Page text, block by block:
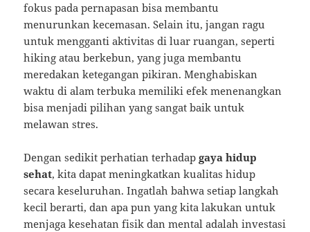
fokus pada pernapasan bisa membantu
menurunkan kecemasan. Selain itu, jangan ragu
untuk mengganti aktivitas di luar ruangan, seperti
hiking atau berkebun, yang juga membantu
meredakan ketegangan pikiran. Menghabiskan
waktu di alam terbuka memiliki efek menenangkan
bisa menjadi pilihan yang sangat baik untuk
melawan stres.
Dengan sedikit perhatian terhadapgaya hidup
sehat, kita dapat meningkatkan kualitas hidup
secara keseluruhan. Ingatlah bahwa setiap langkah
kecil berarti, dan apa pun yang kita lakukan untuk
menjaga kesehatan fisik dan mental adalah investasi